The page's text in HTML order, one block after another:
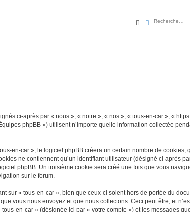
Rechercher
Recherche
ci-après par « nous », « notre », « nos », « tous-en-car », «
phpBB ») utilisent n’importe quelle information collectée
en-car », le logiciel phpBB créera un certain nombre de cookies,
ne contiennent qu’un identifiant utilisateur (désigné ci-après
phpBB. Un troisième cookie sera créé une fois que vous
sur le forum.
sur « tous-en-car », bien que ceux-ci soient hors de portée du
vous nous envoyez et que nous collectons. Ceci peut être, et
en-car » (désignée ici par « votre compte ») et les messages